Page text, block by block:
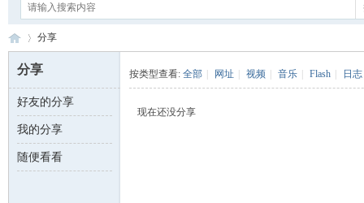
数 ›
分享
分享
好友的分享
我的分享
随便看看
按类型查看: 全部 网址 视频 音乐 Flash 日志
现在还没分享